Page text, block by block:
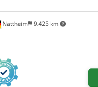
Nattheim 9.425 km